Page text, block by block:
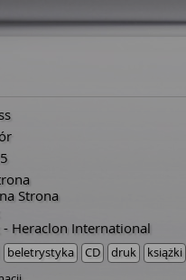
Strona
Heraclon International
beletrystyka CD druk
książki